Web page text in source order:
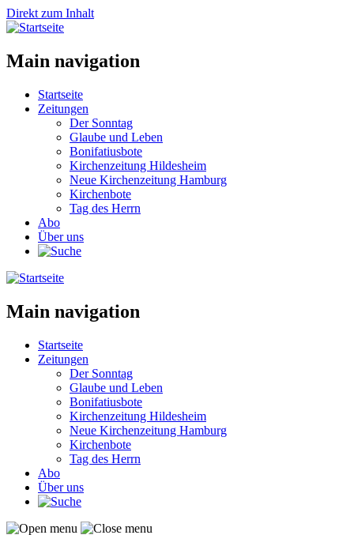
Direkt zum Inhalt
Main navigation
Startseite
Zeitungen
Der Sonntag
Glaube und Leben
Bonifatiusbote
Kirchenzeitung Hildesheim
Neue Kirchenzeitung Hamburg
Kirchenbote
Tag des Herrn
Abo
Über uns
Main navigation
Startseite
Zeitungen
Der Sonntag
Glaube und Leben
Bonifatiusbote
Kirchenzeitung Hildesheim
Neue Kirchenzeitung Hamburg
Kirchenbote
Tag des Herrn
Abo
Über uns